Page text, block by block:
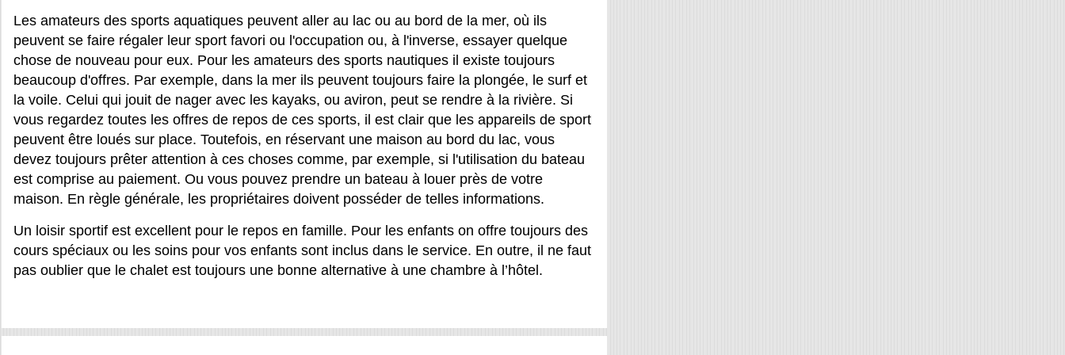
Les amateurs des sports aquatiques peuvent aller au lac ou au bord de la mer, où ils
peuvent se faire régaler leur sport favori ou l'occupation ou, à l'inverse, essayer quelque
chose de nouveau pour eux. Pour les amateurs des sports nautiques il existe toujours
beaucoup d'offres. Par exemple, dans la mer ils peuvent toujours faire la plongée, le surf et
la voile. Celui qui jouit de nager avec les kayaks, ou aviron, peut se rendre à la rivière. Si
vous regardez toutes les offres de repos de ces sports, il est clair que les appareils de sport
peuvent être loués sur place. Toutefois, en réservant une maison au bord du lac, vous
devez toujours prêter attention à ces choses comme, par exemple, si l'utilisation du bateau
est comprise au paiement. Ou vous pouvez prendre un bateau à louer près de votre
maison. En règle générale, les propriétaires doivent posséder de telles informations.
Un loisir sportif est excellent pour le repos en famille. Pour les enfants on offre toujours des
cours spéciaux ou les soins pour vos enfants sont inclus dans le service. En outre, il ne faut
pas oublier que le chalet est toujours une bonne alternative à une chambre à l’hôtel.